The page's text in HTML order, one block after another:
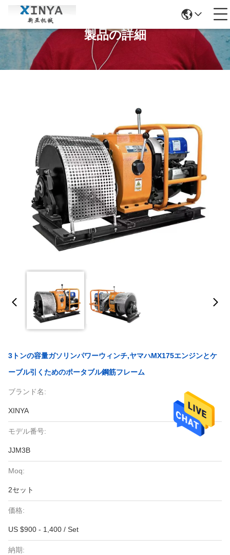
製品の詳細
3トンの容量ガソリンパワーウィンチ,ヤマハMX175エンジンとケ
ーブル引くためのポータブル鋼筋フレーム
ブランド名:
XINYA
モデル番号:
JJM3B
Moq:
2セット
価格:
US $900 - 1,400 / Set
納期: